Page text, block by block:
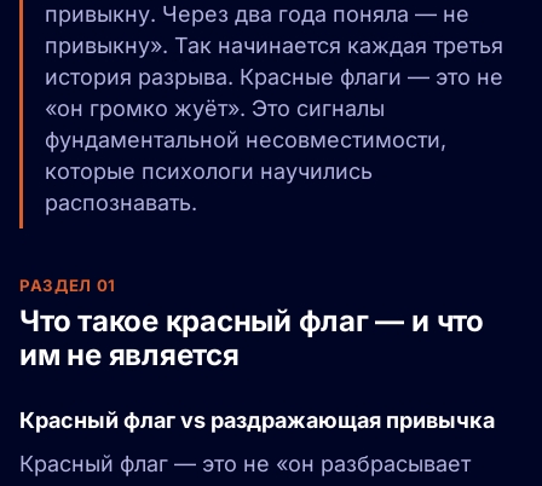
привыкну. Через два года поняла — не
привыкну». Так начинается каждая третья
история разрыва. Красные флаги — это не
«он громко жуёт». Это сигналы
фундаментальной несовместимости,
которые психологи научились
распознавать.
РАЗДЕЛ 01
Что такое красный флаг — и что
им не является
Красный флаг vs раздражающая привычка
Красный флаг — это не «он разбрасывает